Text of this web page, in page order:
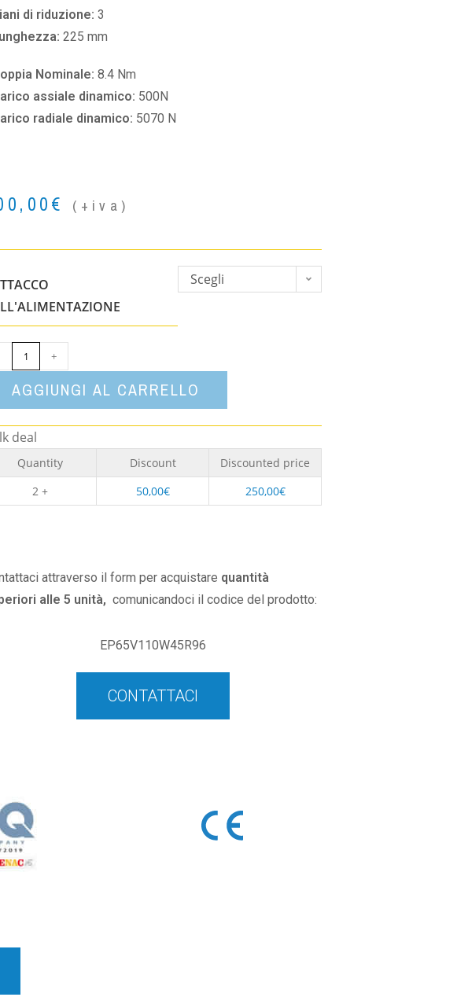
di riduzione: 3
225 mm
Nominale: 8.4 Nm
assiale dinamico: 500N
radiale dinamico: 5070 N
€ (+iva)
Scegli
+
AGGIUNGI AL CARRELLO
deal
Quantity Discount
Discounted price
2 +
50,00€ 250,00€
attraverso il form per acquistare quantità
alle 5 unità, comunicandoci il codice del prodotto:
EP65V110W45R96
CONTATTACI